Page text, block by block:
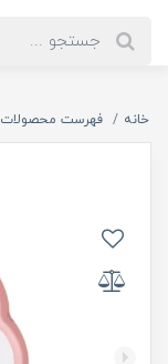
خانه فهرست محصولات